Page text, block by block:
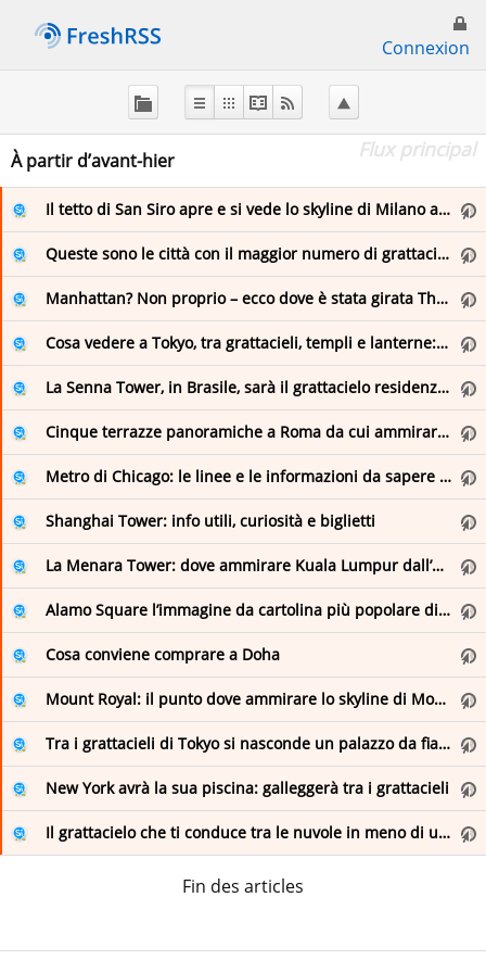
Connexion
À
FreshRSS
Flux principal
Favoris (0)
en
Elizabeth Minchilli
English
Museo Nazionale Romano
Parks.it: News from the Italian Parks
Romeing | Rome's english magazine, events and exhibitions in Rome
The Romewise Blog
VISITAREGGIO
fr
Italie .fr
Parks.it: Actualites
Città di Arona: eventi e manifestazioni
Città di Ventimiglia
Comune di Biella
Comune di Briona
Comune di Momo
Comune di Romentino
À partir d’avant-hier Flux principal
Il tetto di San Siro apre e si vede lo skyline di Milano a 55 metri d’altezza
Queste sono le città con il maggior numero di grattacieli al mondo
Manhattan? Non proprio – ecco dove è stata girata The Walking Dead: Dead City
Cosa vedere a Tokyo, tra grattacieli, templi e lanterne: la città dai mille volti
La Senna Tower, in Brasile, sarà il grattacielo residenziale più alto del mondo
Cinque terrazze panoramiche a Roma da cui ammirare la città
Metro di Chicago: le linee e le informazioni da sapere per girare la città
Shanghai Tower: info utili, curiosità e biglietti
La Menara Tower: dove ammirare Kuala Lumpur dall’alto
Alamo Square l’immagine da cartolina più popolare di San Francisco
Cosa conviene comprare a Doha
Mount Royal: il punto dove ammirare lo skyline di Montreal
Tra i grattacieli di Tokyo si nasconde un palazzo da fiaba
New York avrà la sua piscina: galleggerà tra i grattacieli
Il grattacielo che ti conduce tra le nuvole in meno di un minuto
Fin des articles